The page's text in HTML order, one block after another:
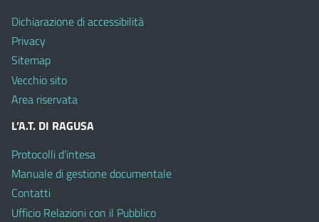
Dichiarazione di accessibilità
Privacy
Sitemap
Vecchio sito
Area riservata
L’A.T. DI RAGUSA
Protocolli d’intesa
Manuale di gestione documentale
Contatti
Ufficio Relazioni con il Pubblico